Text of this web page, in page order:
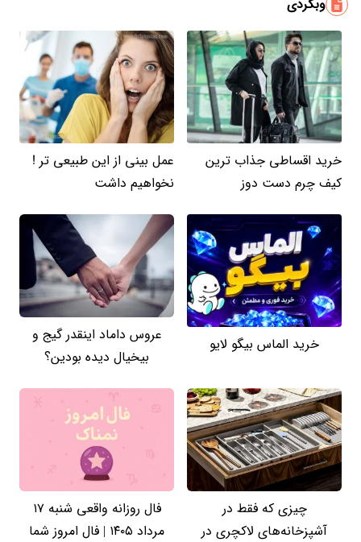
وبگردی
خرید اقساطی جذاب ترین
کیف چرم دست دوز
عمل بینی از این طبیعی تر !
نخواهیم داشت
خرید الماس بیگو لایو
عروس داماد اینقدر گیج و
بیخیال دیده بودین؟
چیزی که فقط در
آشپزخانه‌های لاکچری در
فال روزانه واقعی شنبه ۱۷
مرداد ۱۴۰۵ | فال امروز شما